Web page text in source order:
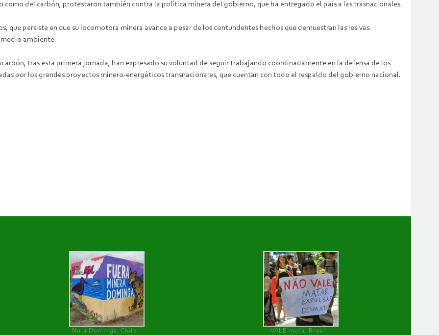
como del carbón, protestaron también contra la política minera del gobierno, que ha entregado el país a las trasnacionales.
que persiste en que su locomotora minera avance a pesar de los contundentes hechos que demuestran las lesivas
medio ambiente.
tras esta primera jornada, han expresado su voluntad de seguir trabajando coordinadamente en la defensa de los
por los grandes proyectos minero-energéticos transnacionales, que cuentan con todo el respaldo del gobierno nacional.
No a Dominga, Chile
VALE mata, Brasil